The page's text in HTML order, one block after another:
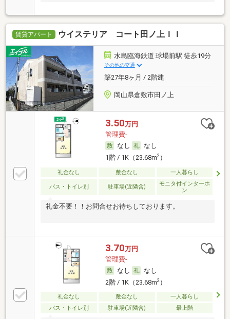
賃貸アパート ウイステリア コート田ノ上ＩＩ
水島臨海鉄道 球場前駅 徒歩19分
その他の交通
築27年8ヶ月 / 2階建
岡山県倉敷市田ノ上
3.50万円
管理費-
なし
なし
1階 / 1K（23.68m2）
礼金なし 敷金なし 一人暮らし
バス・トイレ別 駐車場(近隣含)
モニタ付インターホ
ン
礼金不要！！お問合せお待ちしております。
3.70万円
管理費-
なし
なし
2階 / 1K（23.68m2）
礼金なし 敷金なし
一人暮らし
バス・トイレ別
駐車場(近隣含) 最上階